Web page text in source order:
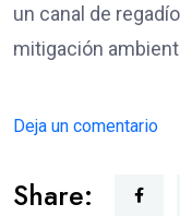
un canal de
mitigación
Deja un comentario
Share: